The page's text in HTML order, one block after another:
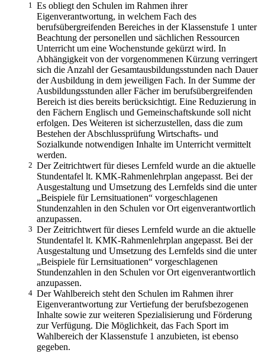
1 Es obliegt den Schulen im Rahmen ihrer
Eigenverantwortung, in welchem Fach des
berufsübergreifenden Bereiches in der Klassenstufe 1 unter
Beachtung der personellen und sächlichen Ressourcen
Unterricht um eine Wochenstunde gekürzt wird. In
Abhängigkeit von der vorgenommenen Kürzung verringert
sich die Anzahl der Gesamtausbildungsstunden nach Dauer
der Ausbildung in dem jeweiligen Fach. In der Summe der
Ausbildungsstunden aller Fächer im berufsübergreifenden
Bereich ist dies bereits berücksichtigt. Eine Reduzierung in
den Fächern Englisch und Gemeinschaftskunde soll nicht
erfolgen. Des Weiteren ist sicherzustellen, dass die zum
Bestehen der Abschlussprüfung Wirtschafts- und
Sozialkunde notwendigen Inhalte im Unterricht vermittelt
werden.
2 Der Zeitrichtwert für dieses Lernfeld wurde an die aktuelle
Stundentafel lt. KMK-Rahmenlehrplan angepasst. Bei der
Ausgestaltung und Umsetzung des Lernfelds sind die unter
„Beispiele für Lernsituationen“ vorgeschlagenen
Stundenzahlen in den Schulen vor Ort eigenverantwortlich
anzupassen.
3 Der Zeitrichtwert für dieses Lernfeld wurde an die aktuelle
Stundentafel lt. KMK-Rahmenlehrplan angepasst. Bei der
Ausgestaltung und Umsetzung des Lernfelds sind die unter
„Beispiele für Lernsituationen“ vorgeschlagenen
Stundenzahlen in den Schulen vor Ort eigenverantwortlich
anzupassen.
4 Der Wahlbereich steht den Schulen im Rahmen ihrer
Eigenverantwortung zur Vertiefung der berufsbezogenen
Inhalte sowie zur weiteren Spezialisierung und Förderung
zur Verfügung. Die Möglichkeit, das Fach Sport im
Wahlbereich der Klassenstufe 1 anzubieten, ist ebenso
gegeben.